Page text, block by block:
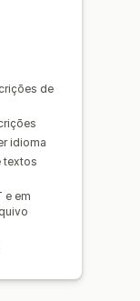
de
idioma
textos
e em